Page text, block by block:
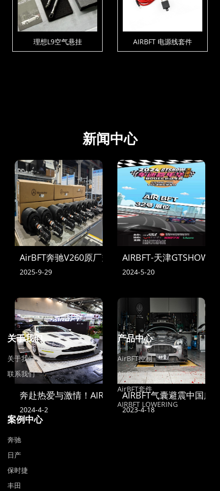
理想L9空气悬挂
AIRBFTLOWERING狗骨
AIRBFT 电源线套件
新闻中心
AirBFT奔驰V260原厂空气悬挂到货
2025-9-29
AIRBFT-天津GTSHOW
2024-5-20
奔赴热爱与激情！AIRBFT中国亮相2024苏州GT
2024-4-2
AIRBFT气囊避震中国广
2023-4-18
关于我们
关于我们
联系我们
产品中心
AirBFT控制
AirBFT避震
AirBFT套件
AIRBFT LOWERING
案例中心
奔驰
日产
保时捷
丰田